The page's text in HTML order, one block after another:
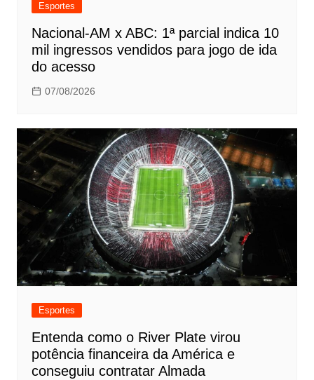
Esportes
Nacional-AM x ABC: 1ª parcial indica 10
mil ingressos vendidos para jogo de ida
do acesso
07/08/2026
Esportes
Entenda como o River Plate virou
potência financeira da América e
conseguiu contratar Almada